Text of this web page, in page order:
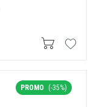
PROMO (-35%)